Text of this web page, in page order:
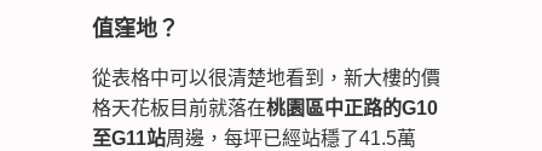
值窪地？
從表格中可以很清楚地看到，新大樓的價
格天花板目前就落在桃園區中正路的G10
至G11站周邊，每坪已經站穩了41.5萬